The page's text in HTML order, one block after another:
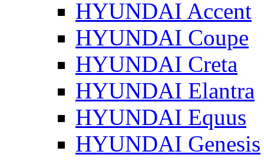
HYUNDAI Accent
HYUNDAI Coupe
HYUNDAI Creta
HYUNDAI Elantra
HYUNDAI Equus
HYUNDAI Genesis